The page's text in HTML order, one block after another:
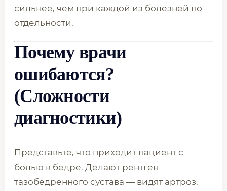
сильнее, чем при каждой из болезней по
отдельности.
Почему врачи
ошибаются?
(Сложности
диагностики)
Представьте, что приходит пациент с
болью в бедре. Делают рентген
тазобедренного сустава — видят артроз.